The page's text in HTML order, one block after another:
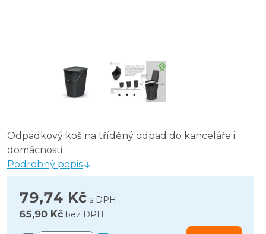
Odpadkový koš na tříděný odpad do kanceláře i
domácnosti
Podrobný popis
79,74 Kč s DPH
65,90 Kč bez DPH